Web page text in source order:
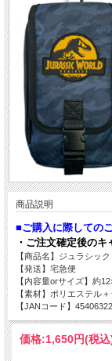
商品説明
■ご購入に際しての
・ご注文確定後のキ
【商品名】ジュラシッ
【発送】宅急便
【内容量orサイズ】約
【素材】ポリエステル
【JANコード】
価格:1,650円(税込